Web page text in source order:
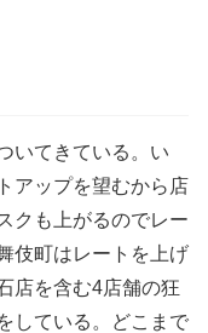
いてきている。い
アップを望むから店
クも上がるのでレー
伎町はレートを上げ
店を含む4店舗の狂
している。どこまで